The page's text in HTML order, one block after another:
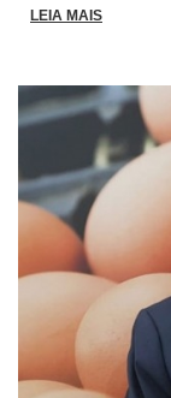
LEIA MAIS